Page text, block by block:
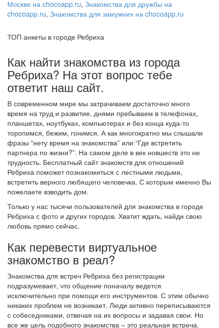
Москве на chocoapp.ru, Знакомства для дружбы на
chocoapp.ru, Знакомства для замужних на chocoapp.ru
ТОП анкеты в городе Ребриха
Как найти знакомства из города
Ребриха? На этот вопрос тебе
ответит наш сайт.
В современном мире мы затрачиваем достаточно много
время на труд и развитие, днями пребываем в телефонах,
планшетах, ноутбуках, компьютерах и без конца куда-то
торопимся, бежим, гонимся. А как многократно мы слышали
фразы “нету время на знакомства” или “Где встретить
партнера по жизни?”. На самом деле в век новшеств это не
трудность. Бесплатный сайт знакомств для отношений
Ребриха поможет познакомиться с лестными людьми,
встретить верного любящего человечка. С которым именно Вы
пожелаете взводить дом.
Только у нас тысячи пользователей для знакомства в городе
Ребриха с фото и других городов. Хватит ждать, найди свою
любовь прямо сейчас.
Как перевести виртуальное
знакомство в реал?
Знакомства для встреч Ребриха без регистрации
подразумевает, что общение поначалу ведется
исключительно при помощи его инструментов. С этим обычно
никаких проблем не возникает. Люди активно переписываются
с собеседниками, отвечая на их вопросы и задавая свои. Но
все же цель подобного знакомства – это реальная встреча.